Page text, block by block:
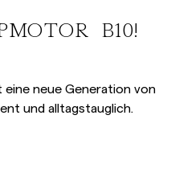
B10!
neue Generation von
und alltagstauglich.